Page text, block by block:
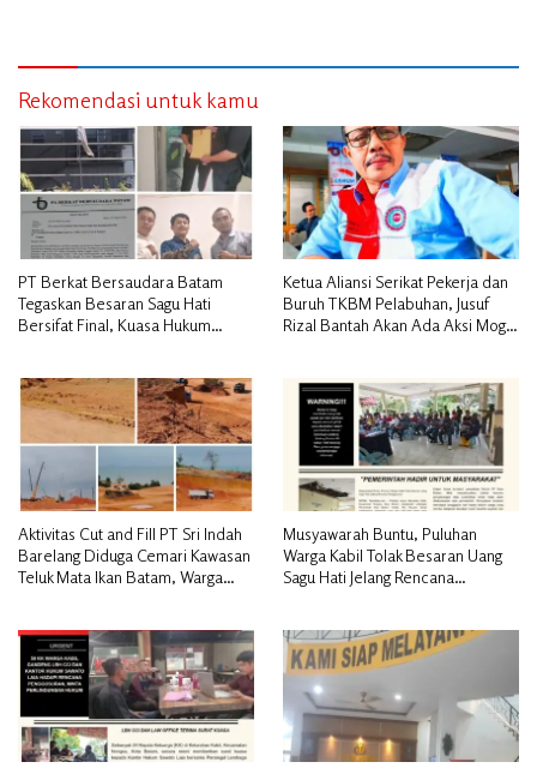
Rekomendasi untuk kamu
PT Berkat Bersaudara Batam
Tegaskan Besaran Sagu Hati
Bersifat Final, Kuasa Hukum
Ketua Aliansi Serikat Pekerja dan
Buruh TKBM Pelabuhan, Jusuf
Rizal Bantah Akan Ada Aksi Mogol
Aktivitas Cut and Fill PT Sri Indah
Barelang Diduga Cemari Kawasan
Teluk Mata Ikan Batam, Warga
Musyawarah Buntu, Puluhan
Warga Kabil Tolak Besaran Uang
Sagu Hati Jelang Rencana